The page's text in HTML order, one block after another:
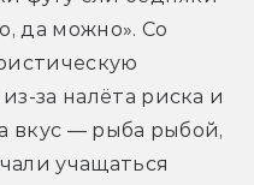
да можно». Со
за налёта риска и
вкус — рыба рыбой,
учащаться